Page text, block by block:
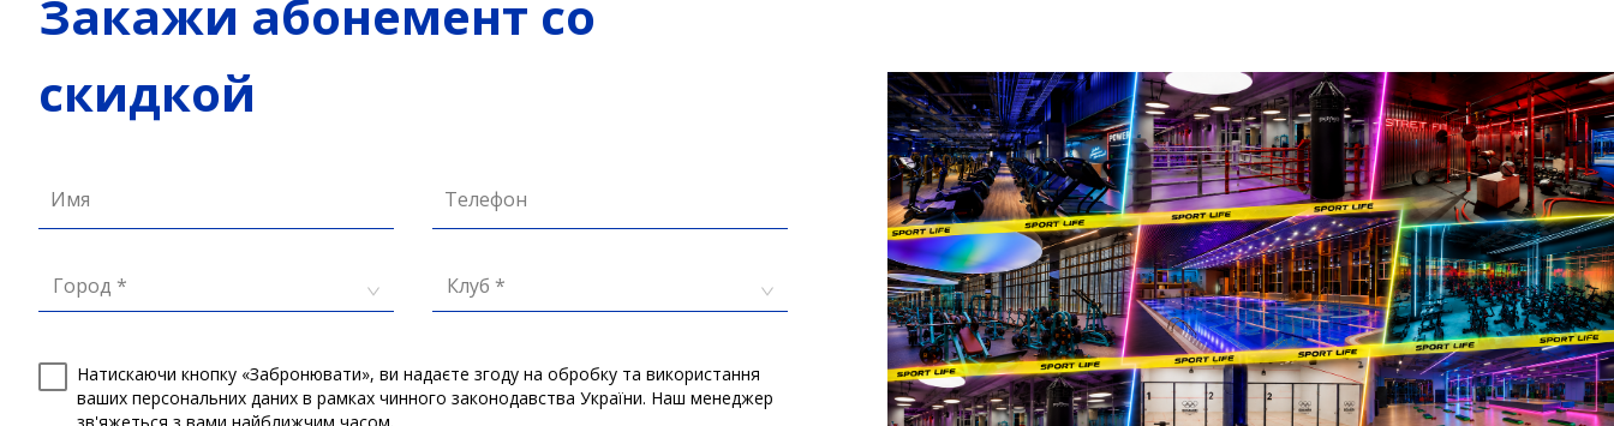
Закажи абонемент со
скидкой
Имя Телефон
Город * Клуб *
Натискаючи кнопку «Забронювати», ви надаєте згоду на обробку та використання
ваших персональних даних в рамках чинного законодавства України. Наш менеджер